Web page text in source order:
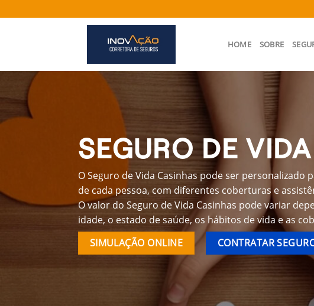
to
HOME SOBRE
SEGURO DE
O Seguro de Vida Casinhas pode ser personalizado
de cada pessoa, com diferentes coberturas e
O valor do Seguro de Vida Casinhas pode variar
idade, o estado de saúde, os hábitos de vida e as
SIMULAÇÃO ONLINE
CONTRATAR